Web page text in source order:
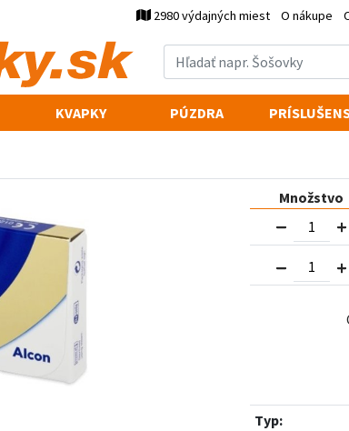
2980 výdajných miest O nákupe
KVAPKY PÚZDRA
Množstvo
Typ: